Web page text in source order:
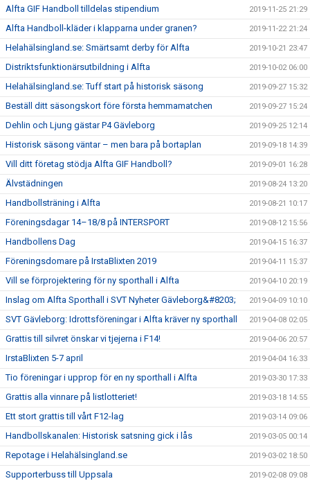
Alfta GIF Handboll tilldelas stipendium 2019-11-25 21:29
Alfta Handboll-kläder i klapparna under granen? 2019-11-22 21:24
Helahälsingland.se: Smärtsamt derby för Alfta 2019-10-21 23:47
Distriktsfunktionärsutbildning i Alfta 2019-10-02 06:00
Helahälsingland.se: Tuff start på historisk säsong 2019-09-27 15:32
Beställ ditt säsongskort före första hemmamatchen 2019-09-27 15:24
Dehlin och Ljung gästar P4 Gävleborg 2019-09-25 12:14
Historisk säsong väntar – men bara på bortaplan 2019-09-18 14:39
Vill ditt företag stödja Alfta GIF Handboll? 2019-09-01 16:28
Älvstädningen 2019-08-24 13:20
Handbollsträning i Alfta 2019-08-21 10:17
Föreningsdagar 14–18/8 på INTERSPORT 2019-08-12 15:56
Handbollens Dag 2019-04-15 16:37
Föreningsdomare på IrstaBlixten 2019 2019-04-11 15:37
Vill se förprojektering för ny sporthall i Alfta 2019-04-10 20:19
Inslag om Alfta Sporthall i SVT Nyheter Gävleborg&#8203; 2019-04-09 10:10
SVT Gävleborg: Idrottsföreningar i Alfta kräver ny sporthall 2019-04-08 02:05
Grattis till silvret önskar vi tjejerna i F14! 2019-04-06 20:57
IrstaBlixten 5-7 april 2019-04-04 16:33
Tio föreningar i upprop för en ny sporthall i Alfta 2019-03-30 17:33
Grattis alla vinnare på listlotteriet! 2019-03-18 14:55
Ett stort grattis till vårt F12-lag 2019-03-14 09:06
Handbollskanalen: Historisk satsning gick i lås 2019-03-05 00:14
Repotage i Helahälsingland.se 2019-03-02 18:50
Supporterbuss till Uppsala 2019-02-08 09:08